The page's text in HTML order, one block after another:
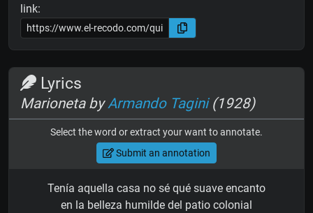
link:
Lyrics
Marioneta byArmando Tagini(1928)
Select the word or extract your want to annotate.
Submit an annotation
Tenía aquella casa no sé qué suave encanto
en la belleza humilde del patio colonial